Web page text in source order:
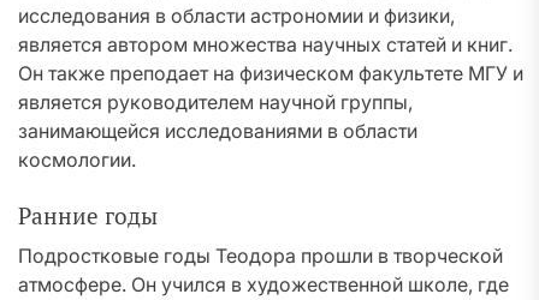
исследования в области астрономии и физики,
является автором множества научных статей и книг.
Он также преподает на физическом факультете МГУ и
является руководителем научной группы,
занимающейся исследованиями в области
космологии.
Ранние годы
Подростковые годы Теодора прошли в творческой
атмосфере. Он учился в художественной школе, где